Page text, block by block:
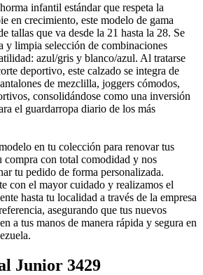
infantil estándar que respeta la
en crecimiento, este modelo de gama
tallas que va desde la 21 hasta la 28. Se
y limpia selección de combinaciones
azul/gris y blanco/azul. Al tratarse
deportivo, este calzado se integra de
de mezclilla, joggers cómodos,
consolidándose como una inversión
el guardarropa diario de los más
en tu colección para renovar tus
compra con total comodidad y nos
tu pedido de forma personalizada.
con el mayor cuidado y realizamos el
hasta tu localidad a través de la empresa
asegurando que tus nuevos
a tus manos de manera rápida y segura en
Junior 3429